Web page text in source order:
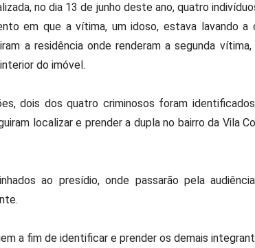
no dia 13 de junho deste ano, quatro
em que a vítima, um idoso, estava lavando a
a residência onde renderam a segunda
do imóvel.
dois dos quatro criminosos foram
localizar e prender a dupla no bairro da Vila
ao presídio, onde passarão pela
a fim de identificar e prender os demais